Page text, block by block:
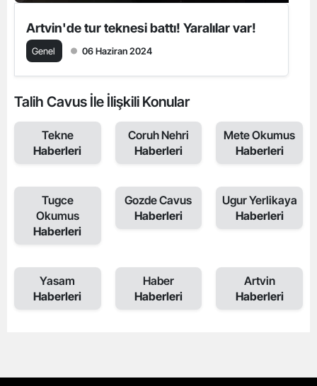
Artvin'de tur teknesi battı! Yaralılar var!
Genel 06 Haziran 2024
Talih Cavus İle İlişkili Konular
Tekne
Haberleri
Coruh Nehri
Haberleri
Mete Okumus
Haberleri
Tugce
Okumus
Haberleri
Gozde Cavus
Haberleri
Ugur Yerlikaya
Haberleri
Yasam
Haberleri
Haber
Haberleri
Artvin
Haberleri